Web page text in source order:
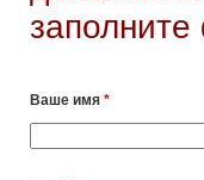
Ваше имя *